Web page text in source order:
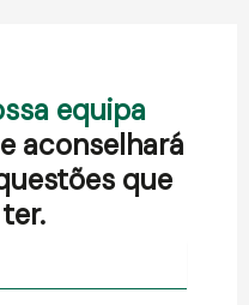
equipa
aconselhará
que